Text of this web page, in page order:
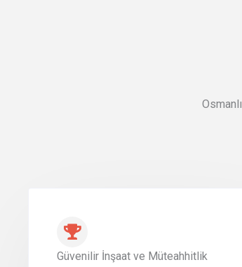
Güvenilir İnşaat ve Müteahhitlik